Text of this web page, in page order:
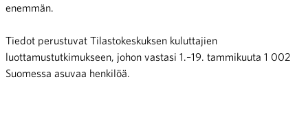
enemmän.
Tiedot perustuvat Tilastokeskuksen kuluttajien
luottamustutkimukseen, johon vastasi 1.–19. tammikuuta 1 002
Suomessa asuvaa henkilöä.